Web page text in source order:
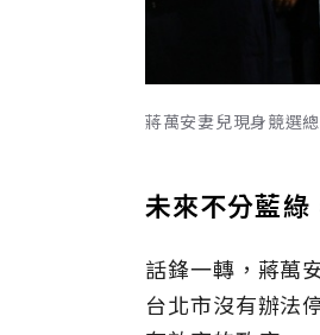
蔣萬安妻兒現身競選
未來不分藍綠
話鋒一轉，蔣萬
台北市沒有辦法